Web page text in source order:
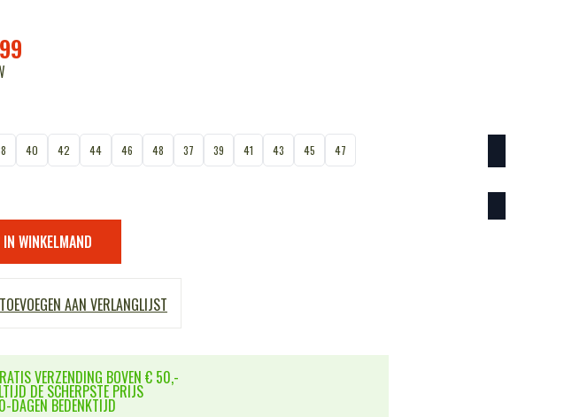
40 42 44 46 48 37 39 41 43 45 47
IN WINKELMAND
TOEVOEGEN AAN VERLANGLIJST
VERZENDING BOVEN € 50,-
DE SCHERPSTE PRIJS
DAGEN BEDENKTIJD